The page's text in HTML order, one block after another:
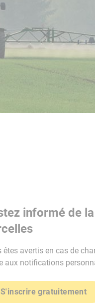
informé de
êtes avertis en cas de
aux notifications
S'inscrire gratuitement